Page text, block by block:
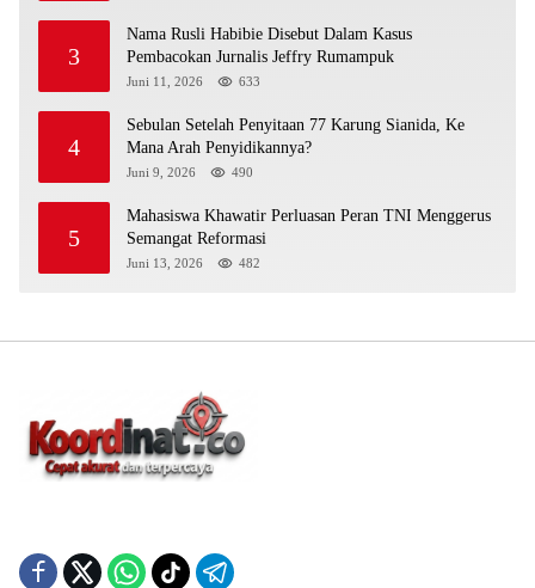
3
Nama Rusli Habibie Disebut Dalam Kasus
Pembacokan Jurnalis Jeffry Rumampuk
Juni 11, 2026 633
4
Sebulan Setelah Penyitaan 77 Karung Sianida, Ke
Mana Arah Penyidikannya?
Juni 9, 2026 490
5
Mahasiswa Khawatir Perluasan Peran TNI Menggerus
Semangat Reformasi
Juni 13, 2026 482